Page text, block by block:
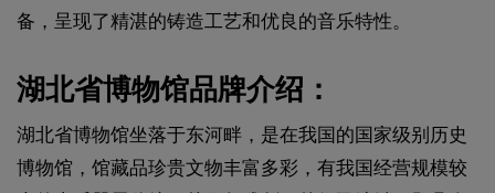
备，呈现了精湛的铸造工艺和优良的音乐特性。
湖北省博物馆品牌介绍：
湖北省博物馆坐落于东河畔，是在我国的国家级别历史
博物馆，馆藏品珍贵文物丰富多彩，有我国经营规模较